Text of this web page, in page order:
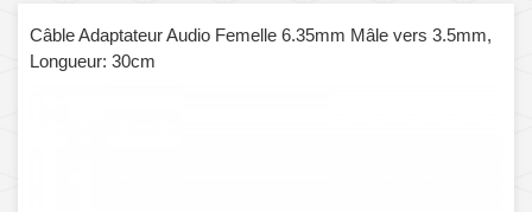
Câble Adaptateur Audio Femelle 6.35mm Mâle vers 3.5mm,
Longueur: 30cm